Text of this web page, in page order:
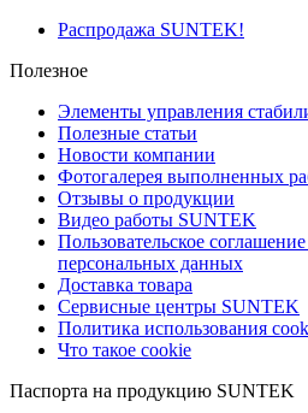
Распродажа SUNTEK!
Полезное
Элементы управления
Полезные статьи
Новости компании
Фотогалерея выполненных
Отзывы о продукции
Видео работы SUNTEK
Пользовательское
персональных данных
Доставка товара
Сервисные центры SUNTEK
Политика использования
Что такое cookie
Паспорта на продукцию SUNTEK